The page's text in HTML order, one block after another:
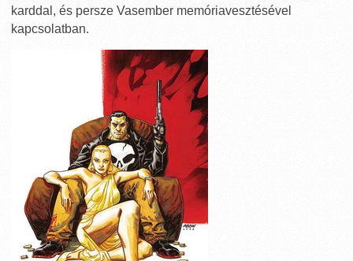
karddal, és persze Vasember memóriavesztésével
kapcsolatban.